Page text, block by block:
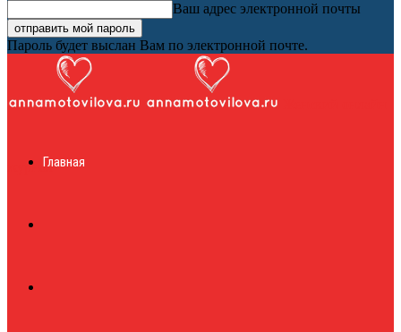
Ваш адрес электронной почты
Пароль будет выслан Вам по электронной почте.
журналГлавная